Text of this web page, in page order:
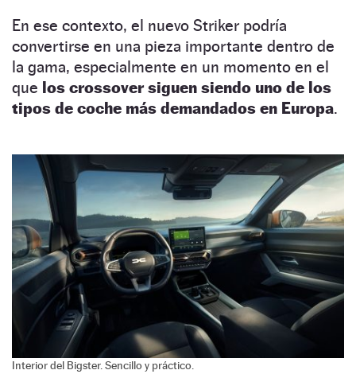
En ese contexto, el nuevo Striker podría
convertirse en una pieza importante dentro de
la gama, especialmente en un momento en el
que los crossover siguen siendo uno de los
tipos de coche más demandados en Europa.
Interior del Bigster. Sencillo y práctico.